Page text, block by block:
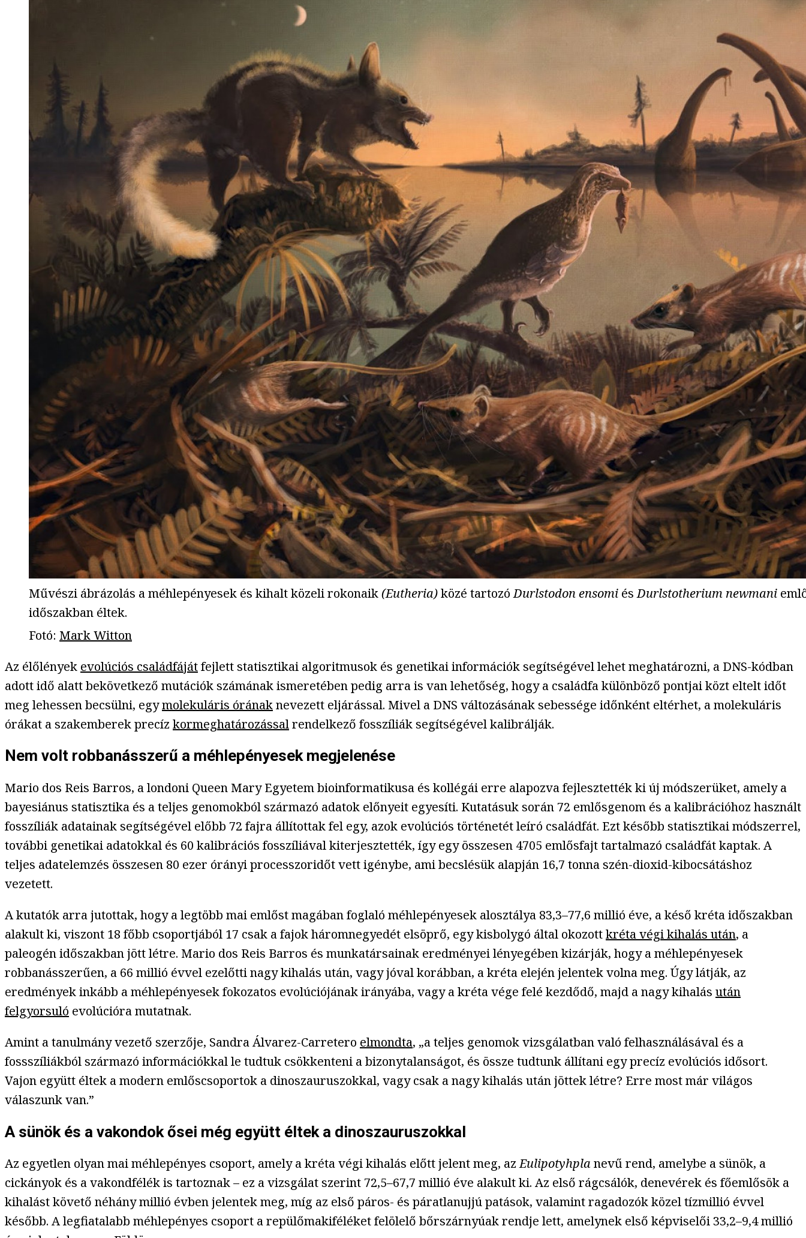
Művészi ábrázolás a méhlepényesek és kihalt közeli rokonaik(Eutheria)közé tartozóDurlstodon ensomi ésDurlstotherium newmani
időszakban éltek.
Fotó: Mark Witton
Az élőlények evolúciós családfájátfejlett statisztikai algoritmusok és genetikai információk segítségével lehet meghatározni, a DNS-kódban
adott idő alatt bekövetkező mutációk számának ismeretében pedig arra is van lehetőség, hogy a családfa különböző pontjai közt eltelt időt
meg lehessen becsülni, egymolekuláris óránaknevezett eljárással. Mivel a DNS változásának sebessége időnként eltérhet, a molekuláris
órákat a szakemberek precíz kormeghatározássalrendelkező fosszíliák segítségével kalibrálják.
Nem volt robbanásszerű a méhlepényesek megjelenése
Mario dos Reis Barros, a londoni Queen Mary Egyetem bioinformatikusa és kollégái erre alapozva fejlesztették ki új módszerüket, amely a
bayesiánus statisztika és a teljes genomokból származó adatok előnyeit egyesíti. Kutatásuk során 72 emlősgenom és a kalibrációhoz használt
fosszíliák adatainak segítségével előbb 72 fajra állítottak fel egy, azok evolúciós történetét leíró családfát. Ezt később statisztikai módszerrel,
további genetikai adatokkal és 60 kalibrációs fosszíliával kiterjesztették, így egy összesen 4705 emlősfajt tartalmazó családfát kaptak. A
teljes adatelemzés összesen 80 ezer órányi processzoridőt vett igénybe, ami becslésük alapján 16,7 tonna szén-dioxid-kibocsátáshoz
vezetett.
A kutatók arra jutottak, hogy a legtöbb mai emlőst magában foglaló méhlepényesek alosztálya 83,3–77,6 millió éve, a késő kréta időszakban
alakult ki, viszont 18 főbb csoportjából 17 csak a fajok háromnegyedét elsöprő, egy kisbolygó által okozottkréta végi kihalás után, a
paleogén időszakban jött létre. Mario dos Reis Barros és munkatársainak eredményei lényegében kizárják, hogy a méhlepényesek
robbanásszerűen, a 66 millió évvel ezelőtti nagy kihalás után, vagy jóval korábban, a kréta elején jelentek volna meg. Úgy látják, az
eredmények inkább a méhlepényesek fokozatos evolúciójának irányába, vagy a kréta vége felé kezdődő, majd a nagy kihalás után
felgyorsuló evolúcióra mutatnak.
Amint a tanulmány vezető szerzője, Sandra Álvarez-Carretero elmondta, „a teljes genomok vizsgálatban való felhasználásával és a
fossszíliákból származó információkkal le tudtuk csökkenteni a bizonytalanságot, és össze tudtunk állítani egy precíz evolúciós idősort.
Vajon együtt éltek a modern emlőscsoportok a dinoszauruszokkal, vagy csak a nagy kihalás után jöttek létre? Erre most már világos
válaszunk van.”
A sünök és a vakondok ősei még együtt éltek a dinoszauruszokkal
Az egyetlen olyan mai méhlepényes csoport, amely a kréta végi kihalás előtt jelent meg, azEulipotyhplanevű rend, amelybe a sünök, a
cickányok és a vakondfélék is tartoznak – ez a vizsgálat szerint 72,5–67,7 millió éve alakult ki. Az első rágcsálók, denevérek és főemlősök a
kihalást követő néhány millió évben jelentek meg, míg az első páros- és páratlanujjú patások, valamint ragadozók közel tízmillió évvel
később. A legfiatalabb méhlepényes csoport a repülőmakiféléket felölelő bőrszárnyúak rendje lett, amelynek első képviselői 33,2–9,4 millió